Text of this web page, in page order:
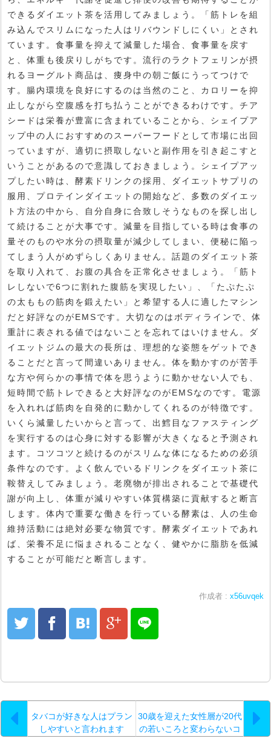
できるダイエット茶を活用してみましょう。「筋トレを組
み込んでスリムになった人はリバウンドしにくい」とされ
ています。食事量を抑えて減量した場合、食事量を戻す
と、体重も後戻りしがちです。流行のラクトフェリンが摂
れるヨーグルト商品は、痩身中の朝ご飯にうってつけで
す。腸内環境を良好にするのは当然のこと、カロリーを抑
止しながら空腹感を打ち払うことができるわけです。チア
シードは栄養が豊富に含まれていることから、シェイプア
ップ中の人におすすめのスーパーフードとして市場に出回
っていますが、適切に摂取しないと副作用を引き起こすと
いうことがあるので意識しておきましょう。シェイプアッ
プしたい時は、酵素ドリンクの採用、ダイエットサプリの
服用、プロテインダイエットの開始など、多数のダイエッ
ト方法の中から、自分自身に合致しそうなものを探し出し
て続けることが大事です。減量を目指している時は食事の
量そのものや水分の摂取量が減少してしまい、便秘に陥っ
てしまう人がめずらしくありません。話題のダイエット茶
を取り入れて、お腹の具合を正常化させましょう。「筋ト
レしないで6つに割れた腹筋を実現したい」、「たぷたぷ
の太ももの筋肉を鍛えたい」と希望する人に適したマシン
だと好評なのがEMSです。大切なのはボディラインで、体
重計に表される値ではないことを忘れてはいけません。ダ
イエットジムの最大の長所は、理想的な姿態をゲットでき
ることだと言って間違いありません。体を動かすのが苦手
な方や何らかの事情で体を思うように動かせない人でも、
短時間で筋トレできると大好評なのがEMSなのです。電源
を入れれば筋肉を自発的に動かしてくれるのが特徴です。
いくら減量したいからと言って、出鱈目なファスティング
を実行するのは心身に対する影響が大きくなると予測され
ます。コツコツと続けるのがスリムな体になるための必須
条件なのです。よく飲んでいるドリンクをダイエット茶に
鞍替えしてみましょう。老廃物が排出されることで基礎代
謝が向上し、体重が減りやすい体質構築に貢献すると断言
します。体内で重要な働きを行っている酵素は、人の生命
維持活動には絶対必要な物質です。酵素ダイエットであれ
ば、栄養不足に悩まされることなく、健やかに脂肪を低減
することが可能だと断言します。
作成者 : x56uvqek
タバコが好きな人はプラン
しやすいと言われます
30歳を迎えた女性層が20代
の若いころと変わらないコ